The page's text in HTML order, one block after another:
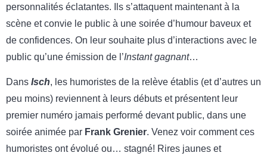
personnalités éclatantes. Ils s’attaquent maintenant à la
scène et convie le public à une soirée d’humour baveux et
de confidences. On leur souhaite plus d’interactions avec le
public qu’une émission de l’Instant gagnant…
Dans Isch, les humoristes de la relève établis (et d’autres un
peu moins) reviennent à leurs débuts et présentent leur
premier numéro jamais performé devant public, dans une
soirée animée par Frank Grenier. Venez voir comment ces
humoristes ont évolué ou… stagné! Rires jaunes et